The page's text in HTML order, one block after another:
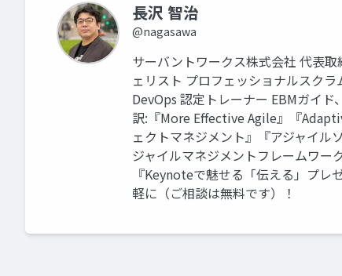
長沢 智治
@nagasawa
サーバントワークス株式会社 代表
ェリスト プロフェッショナルスク
DevOps 認定トレーナー EBMガイ
訳:『More Effective Agile』『
ェクトマネジメント』『アジャイル
ジャイルマネジメントフレームワー
『Keynoteで魅せる「伝える」プ
軽に（ご相談は無料です）！